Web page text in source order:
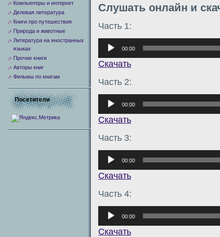
Слушать онлайн и
Часть 1:
Аудиоплеер
00:00
Скачать
Часть 2:
Аудиоплеер
00:00
Скачать
Часть 3:
Аудиоплеер
00:00
Скачать
Часть 4:
Аудиоплеер
00:00
Скачать
Компьютеры и интернет
Деловая литература
Книги про путешествия
Природа и животные
Литература на иностранных
языках
Прочие книги
Авторы книг
Фильмы по книгам
Посетители